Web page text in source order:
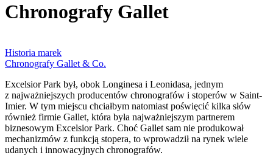
Chronografy Gallet
Historia marek
Chronografy Gallet & Co.
Excelsior Park był, obok Longinesa i Leonidasa, jednym
z najważniejszych producentów chronografów i stoperów w Saint-
Imier. W tym miejscu chciałbym natomiast poświęcić kilka słów
również firmie Gallet, która była najważniejszym partnerem
biznesowym Excelsior Park. Choć Gallet sam nie produkował
mechanizmów z funkcją stopera, to wprowadził na rynek wiele
udanych i innowacyjnych chronografów.